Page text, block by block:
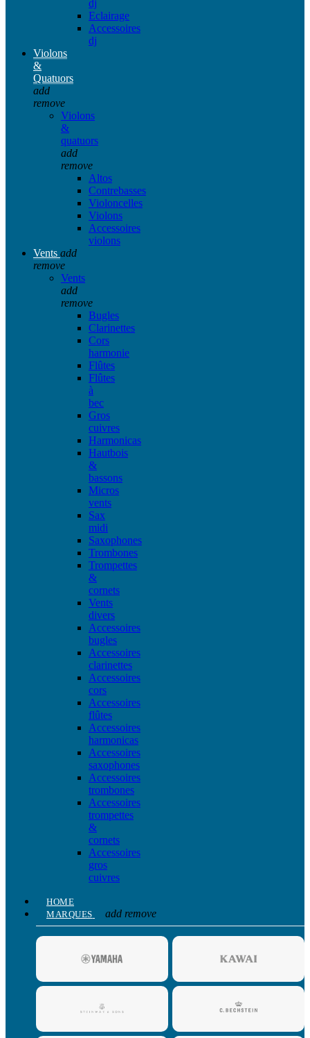
dj
Eclairage
Accessoires
dj
Violons
&
Quatuors
add
remove
Violons
&
quatuors
add
remove
Altos
Contrebasses
Violoncelles
Violons
Accessoires
violons
Vents add
remove
Vents
add
remove
Bugles
Clarinettes
Cors
harmonie
Flûtes
Flûtes
à
bec
Gros
cuivres
Harmonicas
Hautbois
&
bassons
Micros
vents
Sax
midi
Saxophones
Trombones
Trompettes
&
cornets
Vents
divers
Accessoires
bugles
Accessoires
clarinettes
Accessoires
cors
Accessoires
flûtes
Accessoires
harmonicas
Accessoires
saxophones
Accessoires
trombones
Accessoires
trompettes
&
cornets
Accessoires
gros
cuivres
HOME
MARQUES
add remove